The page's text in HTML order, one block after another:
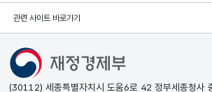
관련 사이트 바로가기
(30112) 세종특별자치시 도움6로 42 정부세종청사